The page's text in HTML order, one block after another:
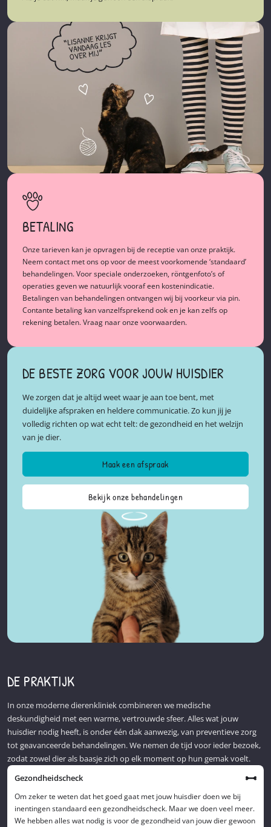
BETALING
Onze tarieven kan je opvragen bij de receptie van onze praktijk.
Neem contact met ons op voor de meest voorkomende ‘standaard’
behandelingen. Voor speciale onderzoeken, röntgenfoto’s of
operaties geven we natuurlijk vooraf een kostenindicatie.
Betalingen van behandelingen ontvangen wij bij voorkeur via pin.
Contante betaling kan vanzelfsprekend ook en je kan zelfs op
rekening betalen. Vraag naar onze voorwaarden.
DE BESTE ZORG VOOR JOUW HUISDIER
We zorgen dat je altijd weet waar je aan toe bent, met
duidelijke afspraken en heldere communicatie. Zo kun jij je
volledig richten op wat echt telt: de gezondheid en het welzijn
van je dier.
Maak een afspraak
Bekijk onze behandelingen
DE PRAKTIJK
In onze moderne dierenkliniek combineren we medische
deskundigheid met een warme, vertrouwde sfeer. Alles wat jouw
huisdier nodig heeft, is onder één dak aanwezig, van preventieve zorg
tot geavanceerde behandelingen. We nemen de tijd voor ieder bezoek,
zodat zowel dier als baasje zich op elk moment op hun gemak voelt.
Gezondheidscheck
Om zeker te weten dat het goed gaat met jouw huisdier doen we bij
inentingen standaard een gezondheidscheck. Maar we doen veel meer.
We hebben alles wat nodig is voor de gezondheid van jouw dier gewoon